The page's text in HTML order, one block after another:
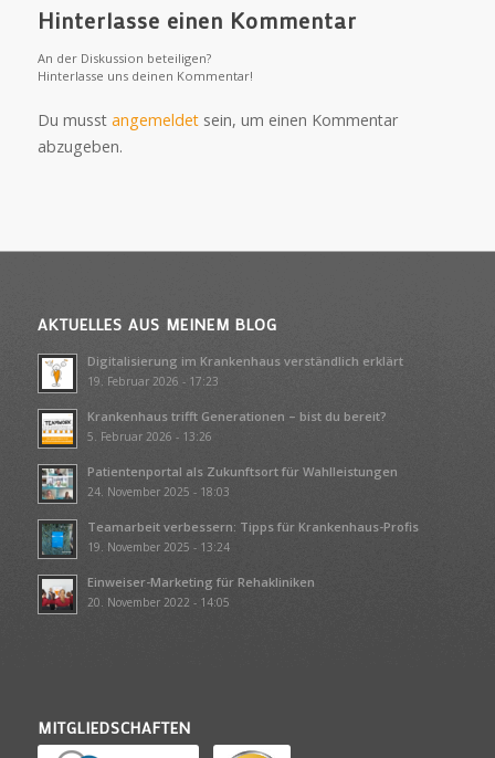
Hinterlasse einen Kommentar
An der Diskussion beteiligen?
Hinterlasse uns deinen Kommentar!
Du musst angemeldetsein, um einen Kommentar
abzugeben.
AKTUELLES AUS MEINEM BLOG
Digitalisierung im Krankenhaus verständlich erklärt
19. Februar 2026 - 17:23
Krankenhaus trifft Generationen – bist du bereit?
5. Februar 2026 - 13:26
Patientenportal als Zukunftsort für Wahlleistungen
24. November 2025 - 18:03
Teamarbeit verbessern: Tipps für Krankenhaus-Profis
19. November 2025 - 13:24
Einweiser-Marketing für Rehakliniken
20. November 2022 - 14:05
MITGLIEDSCHAFTEN